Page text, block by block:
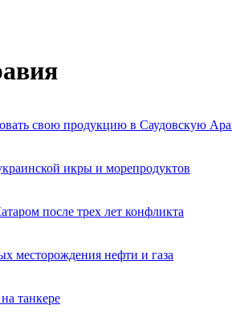
свою продукцию в Саудовскую
икры и морепродуктов
после трех лет конфликта
месторождения нефти и газа
танкере